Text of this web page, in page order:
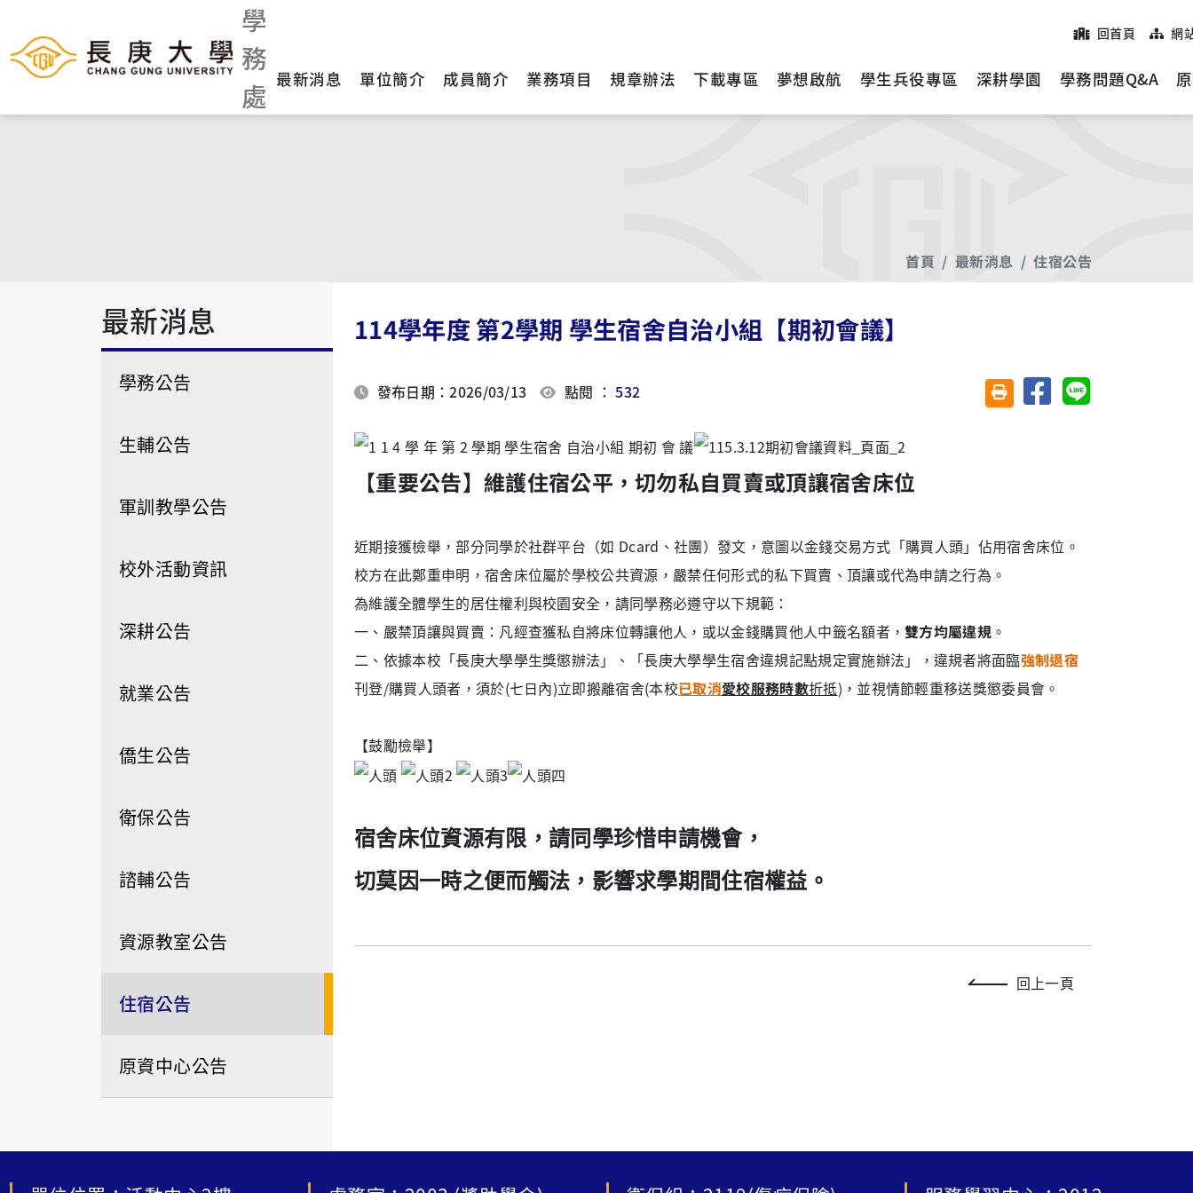
學
務
處
回首頁 網
最新消息 單位簡介 成員簡介 業務項目 規章辦法 下載專區 夢想啟航 學生兵役專區 深耕學園 學務問題Q&A
首頁 最新消息 住宿公告
最新消息
學務公告
生輔公告
軍訓教學公告
校外活動資訊
深耕公告
就業公告
僑生公告
衛保公告
諮輔公告
資源教室公告
住宿公告
原資中心公告
114學年度 第2學期 學生宿舍自治小組【期初會議】
發布日期：2026/03/13 點閱 ：532 友善列印(另開視窗)
分享至臉書分享至 Line
【重要公告】維護住宿公平，切勿私自買賣或頂讓宿舍床位
近期接獲檢舉，部分同學於社群平台（如 Dcard、社團）發文，意圖以金錢交易方式「購買人頭」佔用宿舍床位。
校方在此鄭重申明，宿舍床位屬於學校公共資源，嚴禁任何形式的私下買賣、頂讓或代為申請之行為。
為維護全體學生的居住權利與校園安全，請同學務必遵守以下規範：
一、嚴禁頂讓與買賣：凡經查獲私自將床位轉讓他人，或以金錢購買他人中籤名額者，雙方均屬違規 。
二、依據本校「長庚大學學生獎懲辦法」、
「長庚大學學生宿舍違規記點規定實施辦法」 ，違規者將面臨強制退宿
刊登/購買人頭者，須於(七日內)立即搬離宿舍(本校已取消愛校服務時數折抵)，並視情節輕重移送獎懲委員會。
【鼓勵檢舉】
宿舍床位資源有限，請同學珍惜申請機會，
切莫因一時之便而觸法，影響求學期間住宿權益。
回上一頁